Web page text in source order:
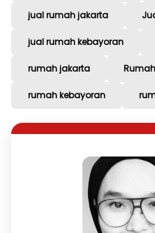
jual rumah jakarta
jual rumah kebayoran
rumah jakarta
rumah kebayoran